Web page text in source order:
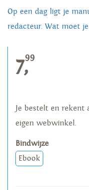
Op een dag ligt je
redacteur. Wat moet
7,99
Je bestelt en rekent
eigen webwinkel.
Bindwijze
Ebook